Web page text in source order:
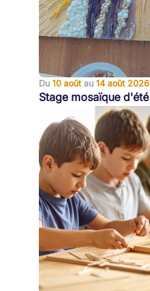
Du 10 août au 14 août 2026
Stage mosaïque d'été